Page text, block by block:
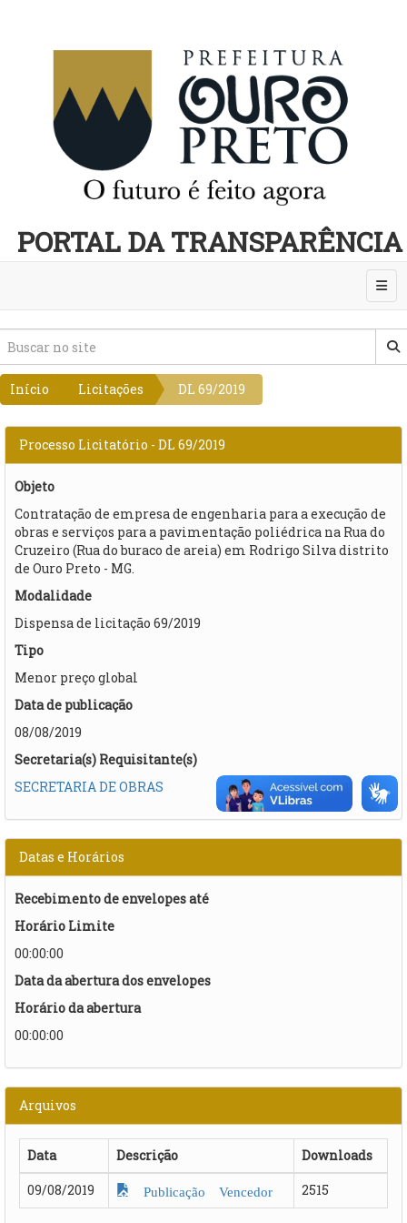
PORTAL DA TRANSPARÊNCIA
Início Licitações DL 69/2019
Processo Licitatório - DL 69/2019
Objeto
Contratação de empresa de engenharia para a execução de
obras e serviços para a pavimentação poliédrica na Rua do
Cruzeiro (Rua do buraco de areia) em Rodrigo Silva distrito
de Ouro Preto - MG.
Modalidade
Dispensa de licitação 69/2019
Tipo
Menor preço global
Data de publicação
08/08/2019
Secretaria(s) Requisitante(s)
SECRETARIA DE OBRAS
Datas e Horários
Recebimento de envelopes até
Horário Limite
00:00:00
Data da abertura dos envelopes
Horário da abertura
00:00:00
Arquivos
Data Descrição
Downloads
09/08/2019
Publicação Vencedor 2515